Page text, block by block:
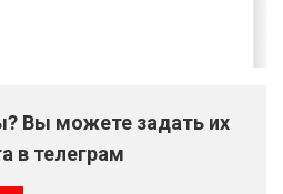
Вы можете задать их
в телеграм